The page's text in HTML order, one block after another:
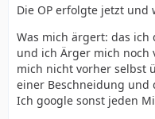
Die OP erfolgte jetzt
Was mich ärgert: das
und ich Ärger mich noch
mich nicht vorher selbst
einer Beschneidung
Ich google sonst jeden